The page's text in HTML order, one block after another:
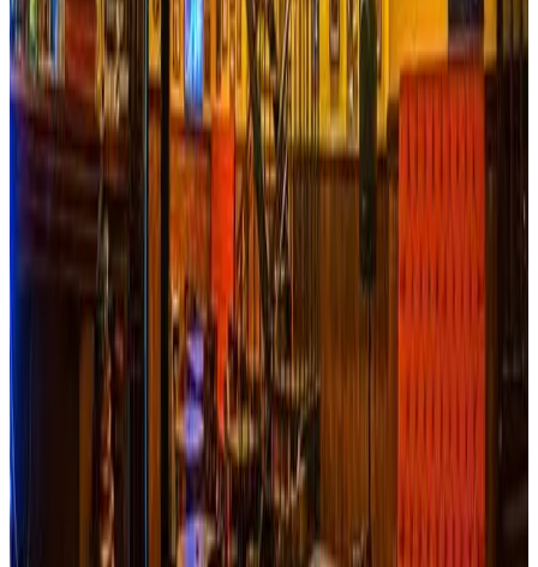
El lugar ideal para recargar energías y sobrecargarse con la
belleza de la naturaleza…a solo 16 Km de la ciudad de
Ibagué por la vía del Cañón de Combeima encontrarás el
Hotel Iguaima, un lugar pleno de belleza natural y
arquitectura campestre, cuenta con un confortable y cálido
alojamiento de 20 habitaciones con capacidad para 80
personas, donde su complemento perfecto es la gran
variedad de actividades ecológicos que puedes realizar en
sus bellos alrededores, categorizándolo como escenario
perfecto para realizar senderismo, avistamiento de
aves/colibrís y de estrellas. Además, de contar con un
restaurante donde sus ricos platos son elaborados con
productos de la zona; cuenta con un amplio salón de
eventos, convirtiéndose en el mejor lugar para reencuentros
donde el bello paisaje será su mejor decoración y harán de
tus recuerdos fotográficos los mejores. Todo esto lo
podrás hacer mientras disfrutas del aire puro, la tranquilidad
de la montaña y el sonido arrullador del Rio Combeima. El
hotel Iguaima y su equipo de colaboradores te
sorprenderán con grandes detalles de amabilidad y
complacencia haciendo de tu estadía un momento
placentero donde el único riesgo que correrás es que te
quieras quedar por siempre.